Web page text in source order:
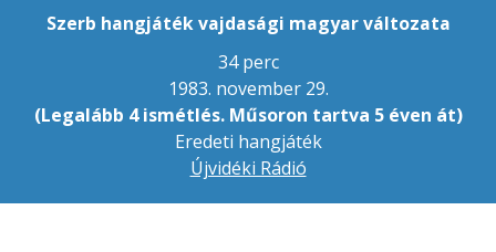
Szerb hangjáték vajdasági magyar változata
34 perc
1983. november 29.
(Legalább 4 ismétlés. Műsoron tartva 5 éven át)
Eredeti hangjáték
Újvidéki Rádió